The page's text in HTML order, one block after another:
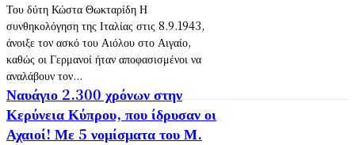
Του δύτη Κώστα Θωκταρίδη Η
συνθηκολόγηση της Ιταλίας στις 8.9.1943,
άνοιξε τον ασκό του Αιόλου στο Αιγαίο,
καθώς οι Γερμανοί ήταν αποφασισμένοι να
αναλάβουν τον...
Ναυάγιο 2.300 χρόνων στην
Κερύνεια Κύπρου, που ίδρυσαν οι
Αχαιοί! Με 5 νομίσματα του Μ.